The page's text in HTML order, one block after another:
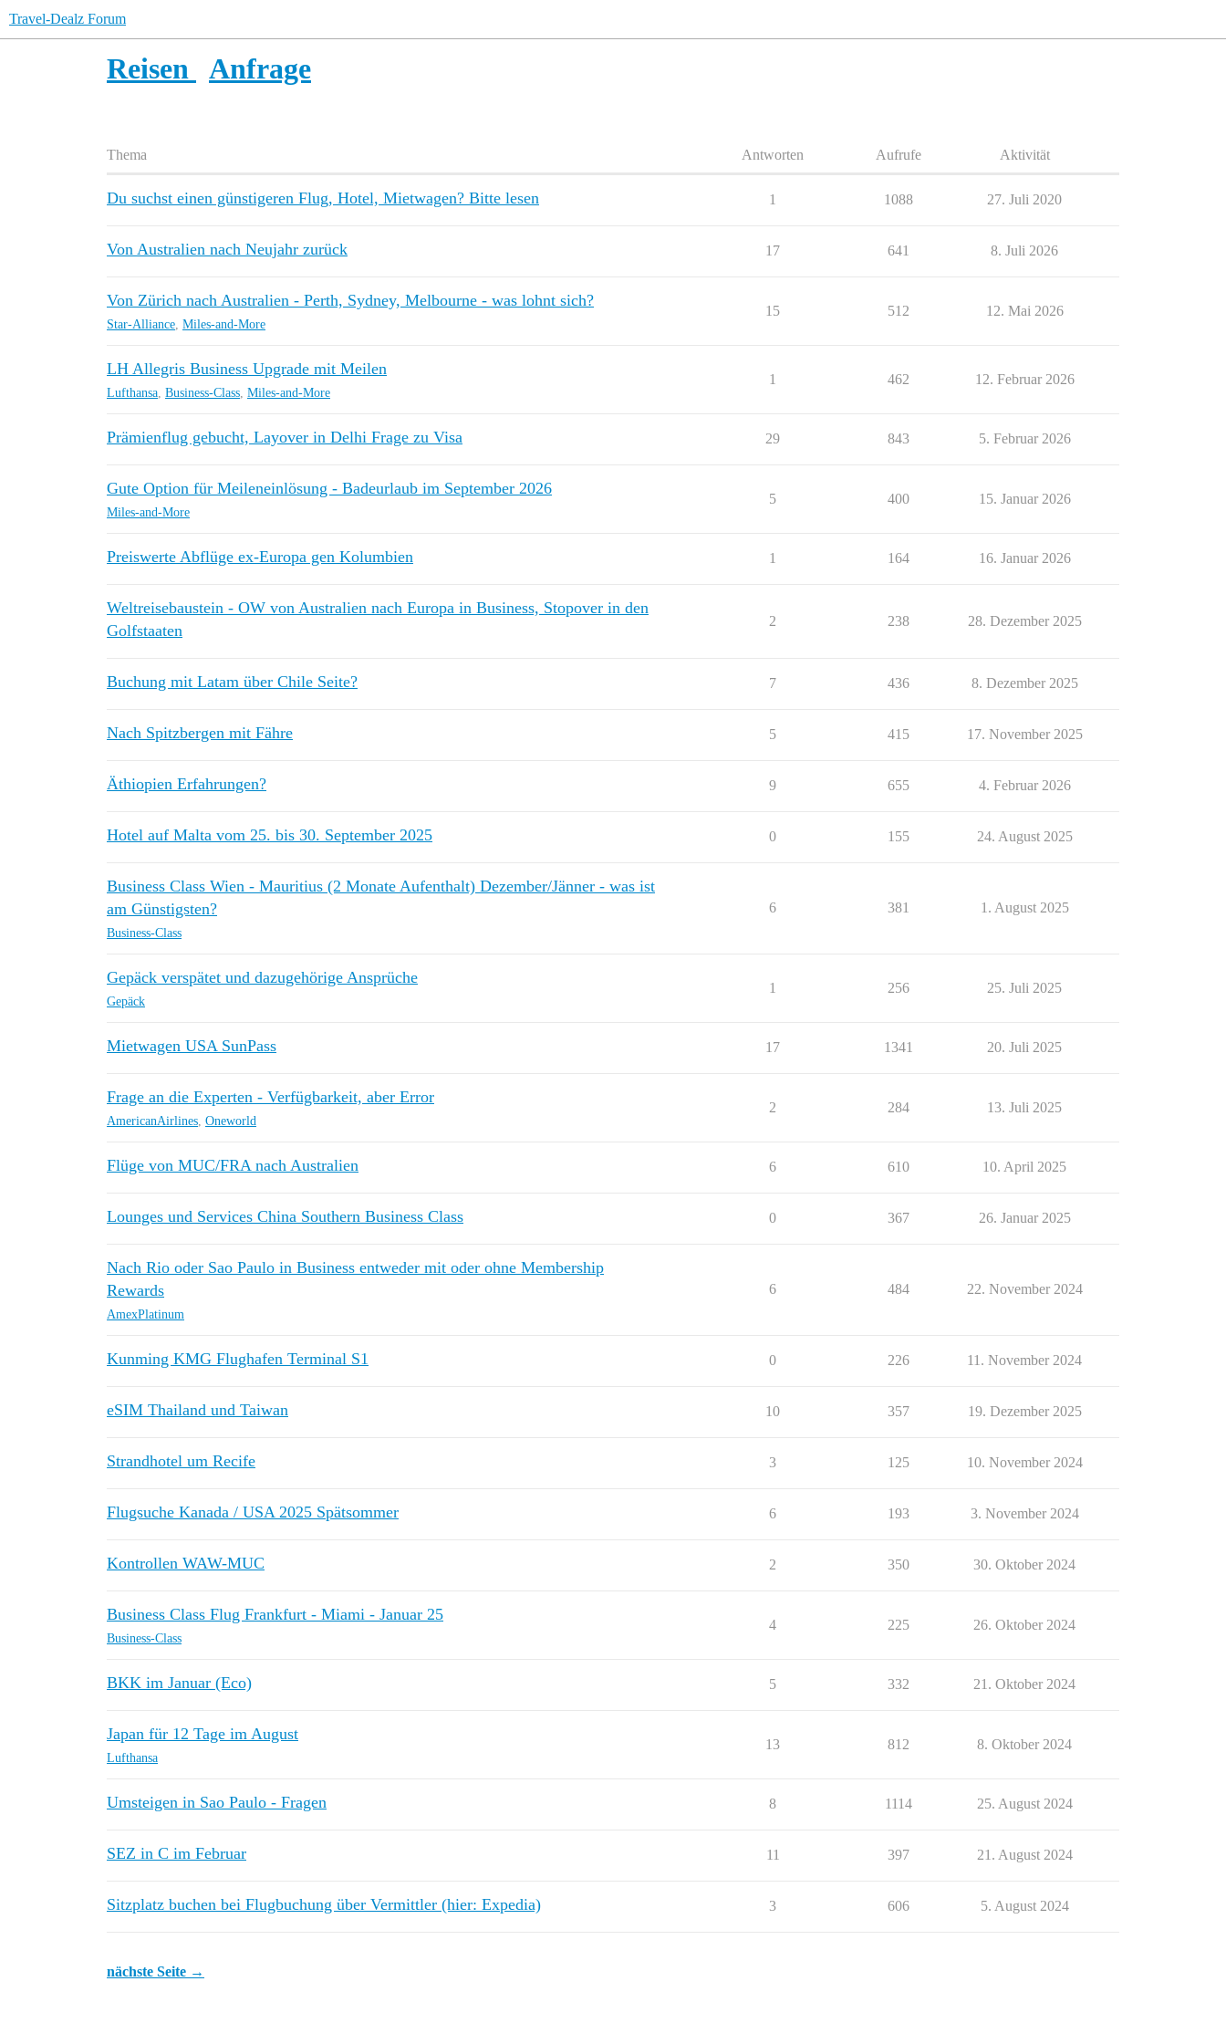
Travel-Dealz Forum
Reisen Anfrage
Thema Antworten Aufrufe Aktivität
Du suchst einen günstigeren Flug, Hotel, Mietwagen? Bitte lesen 1 1088 27. Juli 2020
Von Australien nach Neujahr zurück 17 641 8. Juli 2026
Von Zürich nach Australien - Perth, Sydney, Melbourne - was lohnt sich?
Star-Alliance, Miles-and-More
15 512 12. Mai 2026
LH Allegris Business Upgrade mit Meilen
Lufthansa, Business-Class, Miles-and-More
1 462 12. Februar 2026
Prämienflug gebucht, Layover in Delhi Frage zu Visa 29 843 5. Februar 2026
Gute Option für Meileneinlösung - Badeurlaub im September 2026
Miles-and-More
5 400 15. Januar 2026
Preiswerte Abflüge ex-Europa gen Kolumbien 1 164 16. Januar 2026
Weltreisebaustein - OW von Australien nach Europa in Business, Stopover in den
Golfstaaten
2 238 28. Dezember 2025
Buchung mit Latam über Chile Seite? 7 436 8. Dezember 2025
Nach Spitzbergen mit Fähre 5 415 17. November 2025
Äthiopien Erfahrungen? 9 655 4. Februar 2026
Hotel auf Malta vom 25. bis 30. September 2025 0 155 24. August 2025
Business Class Wien - Mauritius (2 Monate Aufenthalt) Dezember/Jänner - was ist
am Günstigsten?
Business-Class
6 381 1. August 2025
Gepäck verspätet und dazugehörige Ansprüche
Gepäck
1 256 25. Juli 2025
Mietwagen USA SunPass 17 1341 20. Juli 2025
Frage an die Experten - Verfügbarkeit, aber Error
AmericanAirlines, Oneworld
2 284 13. Juli 2025
Flüge von MUC/FRA nach Australien 6 610 10. April 2025
Lounges und Services China Southern Business Class 0 367 26. Januar 2025
Nach Rio oder Sao Paulo in Business entweder mit oder ohne Membership
Rewards
AmexPlatinum
6 484 22. November 2024
Kunming KMG Flughafen Terminal S1 0 226 11. November 2024
eSIM Thailand und Taiwan 10 357 19. Dezember 2025
Strandhotel um Recife 3 125 10. November 2024
Flugsuche Kanada / USA 2025 Spätsommer 6 193 3. November 2024
Kontrollen WAW-MUC 2 350 30. Oktober 2024
Business Class Flug Frankfurt - Miami - Januar 25
Business-Class
4 225 26. Oktober 2024
BKK im Januar (Eco) 5 332 21. Oktober 2024
Japan für 12 Tage im August
Lufthansa
13 812 8. Oktober 2024
Umsteigen in Sao Paulo - Fragen 8 1114 25. August 2024
SEZ in C im Februar 11 397 21. August 2024
Sitzplatz buchen bei Flugbuchung über Vermittler (hier: Expedia) 3 606 5. August 2024
nächste Seite →